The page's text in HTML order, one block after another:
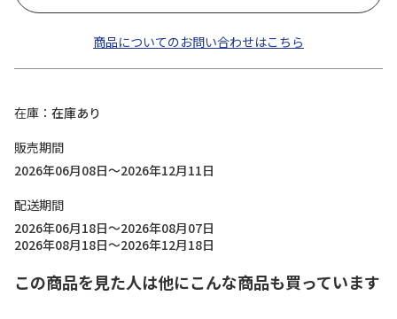
商品についてのお問い合わせはこちら
在庫
在庫あり
販売期間
2026年06月08日～2026年12月11日
配送期間
2026年06月18日～2026年08月07日
2026年08月18日～2026年12月18日
この商品を見た人は他にこんな商品も買っています